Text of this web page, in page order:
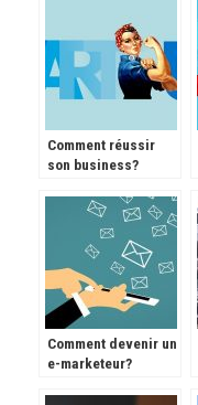
Comment réussir
son business?
Comment devenir un
e-marketeur?